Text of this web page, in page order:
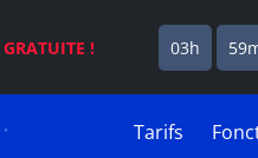
Tarifs
GRATUITE ! 03h